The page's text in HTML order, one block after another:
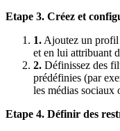
Etape 3. Créez et
1. Ajoutez un profil
et en lui attribuant
2. Définissez des
prédéfinies (par
les médias sociaux
Etape 4. Définir des